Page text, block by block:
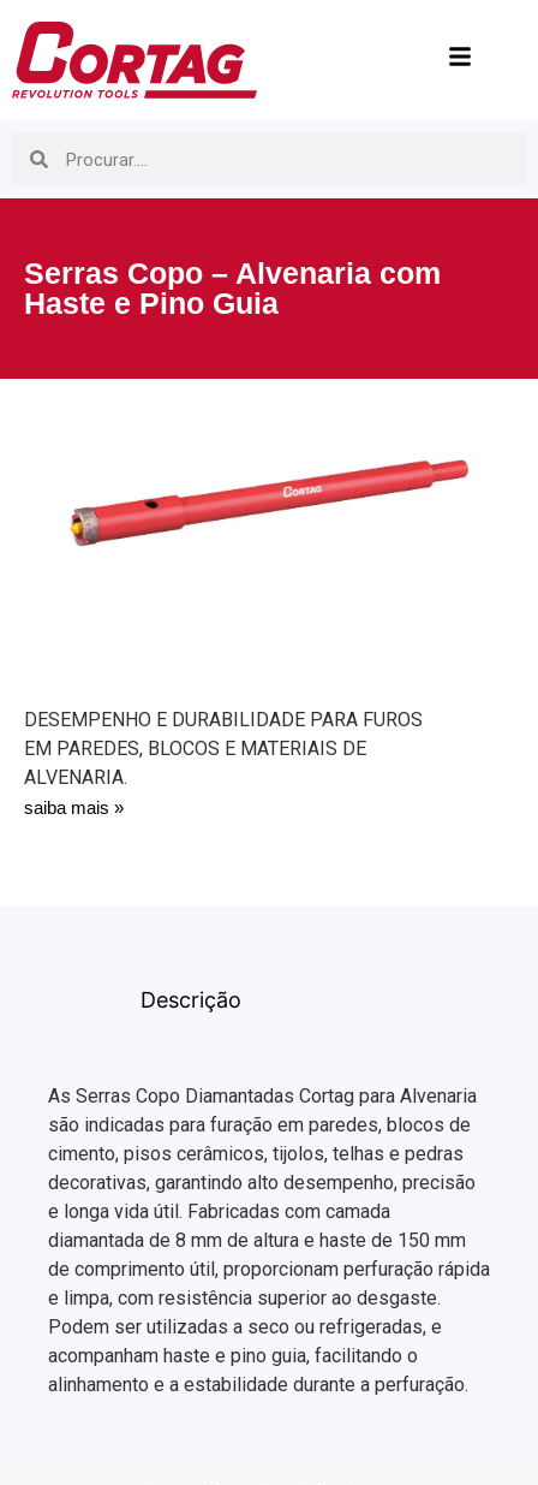
Serras Copo – Alvenaria com
Haste e Pino Guia
DESEMPENHO E DURABILIDADE PARA FUROS
EM PAREDES, BLOCOS E MATERIAIS DE
ALVENARIA.
saiba mais »
Descrição
As Serras Copo Diamantadas Cortag para Alvenaria
são indicadas para furação em paredes, blocos de
cimento, pisos cerâmicos, tijolos, telhas e pedras
decorativas, garantindo alto desempenho, precisão
e longa vida útil. Fabricadas com camada
diamantada de 8 mm de altura e haste de 150 mm
de comprimento útil, proporcionam perfuração rápida
e limpa, com resistência superior ao desgaste.
Podem ser utilizadas a seco ou refrigeradas, e
acompanham haste e pino guia, facilitando o
alinhamento e a estabilidade durante a perfuração.